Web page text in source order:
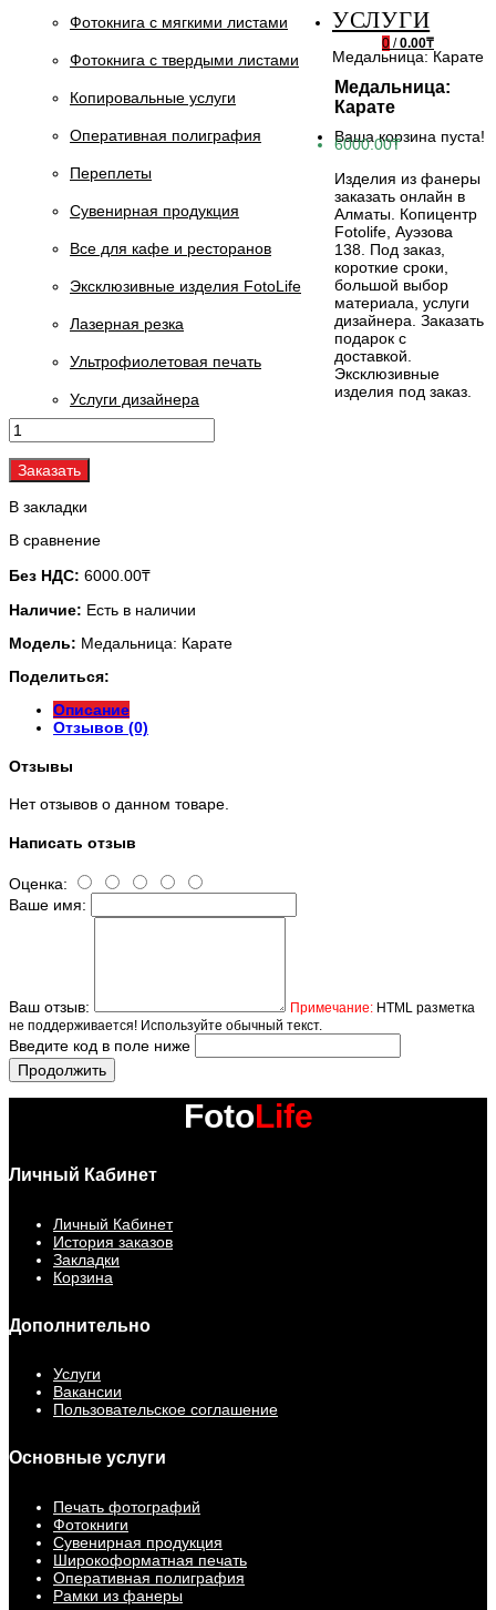
Фотокнига с мягкими листами
Фотокнига с твердыми листами
УСЛУГИ
Копировальные услуги
Оперативная полиграфия
Переплеты
Сувенирная продукция
Все для кафе и ресторанов
Эксклюзивные изделия FotoLife
Лазерная резка
Ультрофиолетовая печать
Услуги дизайнера
0 / 0.00₸
Ваша корзина пуста!
Медальница: Карате
Медальница:
Карате
6000.00₸
Изделия из фанеры
заказать онлайн в
Алматы. Копицентр
Fotolife, Ауэзова
138. Под заказ,
короткие сроки,
большой выбор
материала, услуги
дизайнера. Заказать
подарок с
доставкой.
Эксклюзивные
изделия под заказ.
Заказать
В закладки
В сравнение
Без НДС: 6000.00₸
Наличие: Есть в наличии
Модель: Медальница: Карате
Поделиться:
Описание
Отзывов (0)
Отзывы
Нет отзывов о данном товаре.
Написать отзыв
Оценка:
Ваше имя:
Ваш отзыв: Примечание: HTML разметка
не поддерживается! Используйте обычный текст.
Введите код в поле ниже
Продолжить
FotoLife
Личный Кабинет
Личный Кабинет
История заказов
Закладки
Корзина
Дополнительно
Услуги
Вакансии
Пользовательское соглашение
Основные услуги
Печать фотографий
Фотокниги
Сувенирная продукция
Широкоформатная печать
Оперативная полиграфия
Рамки из фанеры